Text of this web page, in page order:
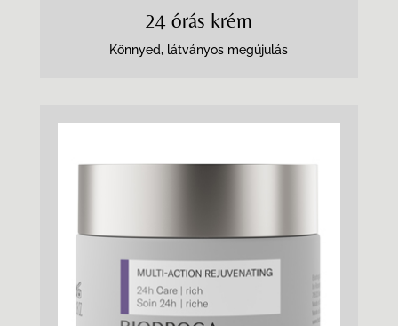
24 órás krém
Könnyed, látványos megújulás